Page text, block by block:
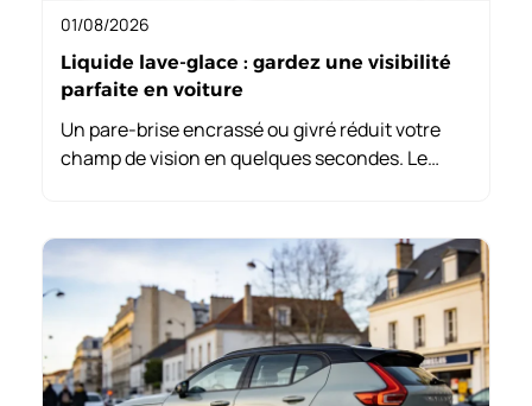
01/08/2026
Liquide lave-glace : gardez une visibilité
parfaite en voiture
Un pare-brise encrassé ou givré réduit votre
champ de vision en quelques secondes. Le
active que vous utilisez à chaque trajet.
Pourtant, beaucoup de conducteurs se
contentent d’un produit quelconque, sans
tenir compte de la saison, de la composition ou
du format.